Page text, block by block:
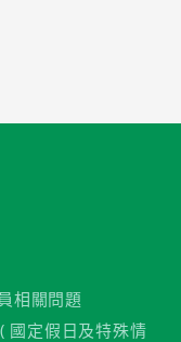
相關問題
( 國定假日及特殊情